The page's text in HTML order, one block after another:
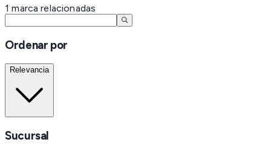
1 marca relacionadas
Ordenar por
Relevancia
Sucursal